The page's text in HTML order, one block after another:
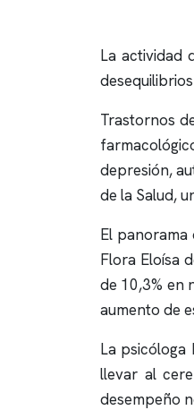
La actividad
Trastornos
depresión,
de la Salud,
El panorama
Flora Eloísa
de 10,3% en
aumento de
La psicóloga
llevar al
desempeño